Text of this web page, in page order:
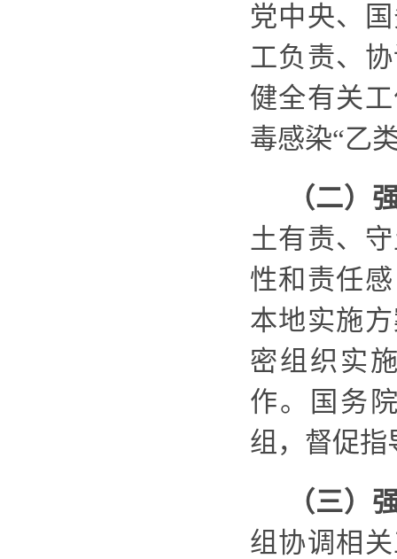
党中央、
工负责、
健全有关
毒感染“乙
（二）
土有责、
性和责任
本地实施
密组织实
作。国务
组，督促指
（三）
组协调相